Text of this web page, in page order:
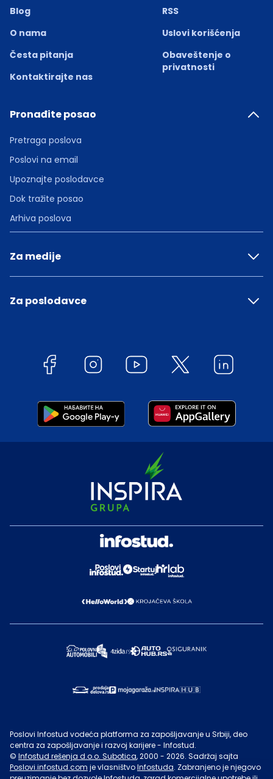
Blog
O nama
Česta pitanja
Kontaktirajte nas
RSS
Uslovi korišćenja
Obaveštenje o
privatnosti
Pronađite posao
Pretraga poslova
Poslovi na email
Upoznajte poslodavce
Dok tražite posao
Arhiva poslova
Za medije
Za poslodavce
Poslovi Infostud vodeća platforma za zapošljavanje u Srbiji, deo
centra za zapošljavanje i razvoj karijere - Infostud.
© Infostud rešenja d.o.o. Subotica, 2000 - 2026. Sadržaj sajta
Poslovi.infostud.com je vlasništvoInfostuda. Zabranjeno je njegovo